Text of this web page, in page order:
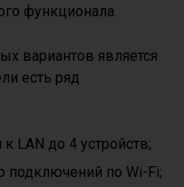
функционала.
вариантов является
есть ряд
LAN до 4 устройств;
подключений по Wi-Fi;